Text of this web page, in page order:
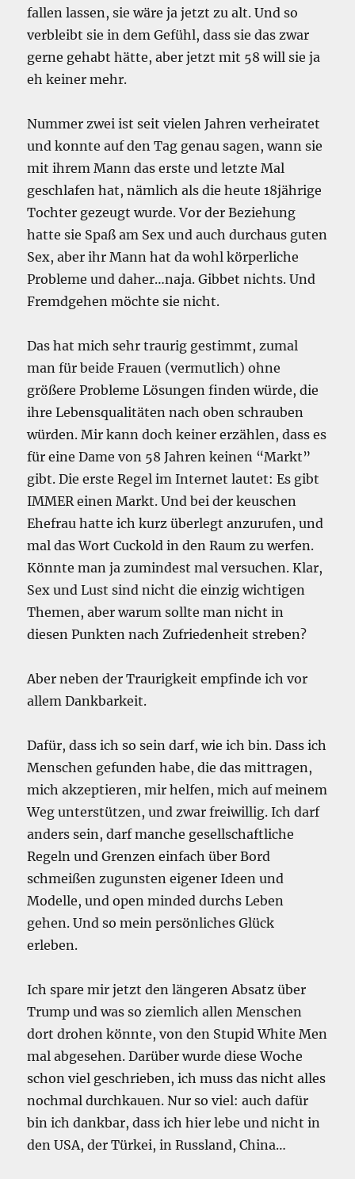
fallen lassen, sie wäre ja jetzt zu alt. Und so
verbleibt sie in dem Gefühl, dass sie das zwar
gerne gehabt hätte, aber jetzt mit 58 will sie ja
eh keiner mehr.
Nummer zwei ist seit vielen Jahren verheiratet
und konnte auf den Tag genau sagen, wann sie
mit ihrem Mann das erste und letzte Mal
geschlafen hat, nämlich als die heute 18jährige
Tochter gezeugt wurde. Vor der Beziehung
hatte sie Spaß am Sex und auch durchaus guten
Sex, aber ihr Mann hat da wohl körperliche
Probleme und daher…naja. Gibbet nichts. Und
Fremdgehen möchte sie nicht.
Das hat mich sehr traurig gestimmt, zumal
man für beide Frauen (vermutlich) ohne
größere Probleme Lösungen finden würde, die
ihre Lebensqualitäten nach oben schrauben
würden. Mir kann doch keiner erzählen, dass es
für eine Dame von 58 Jahren keinen “Markt”
gibt. Die erste Regel im Internet lautet: Es gibt
IMMER einen Markt. Und bei der keuschen
Ehefrau hatte ich kurz überlegt anzurufen, und
mal das Wort Cuckold in den Raum zu werfen.
Könnte man ja zumindest mal versuchen. Klar,
Sex und Lust sind nicht die einzig wichtigen
Themen, aber warum sollte man nicht in
diesen Punkten nach Zufriedenheit streben?
Aber neben der Traurigkeit empfinde ich vor
allem Dankbarkeit.
Dafür, dass ich so sein darf, wie ich bin. Dass ich
Menschen gefunden habe, die das mittragen,
mich akzeptieren, mir helfen, mich auf meinem
Weg unterstützen, und zwar freiwillig. Ich darf
anders sein, darf manche gesellschaftliche
Regeln und Grenzen einfach über Bord
schmeißen zugunsten eigener Ideen und
Modelle, und open minded durchs Leben
gehen. Und so mein persönliches Glück
erleben.
Ich spare mir jetzt den längeren Absatz über
Trump und was so ziemlich allen Menschen
dort drohen könnte, von den Stupid White Men
mal abgesehen. Darüber wurde diese Woche
schon viel geschrieben, ich muss das nicht alles
nochmal durchkauen. Nur so viel: auch dafür
bin ich dankbar, dass ich hier lebe und nicht in
den USA, der Türkei, in Russland, China…